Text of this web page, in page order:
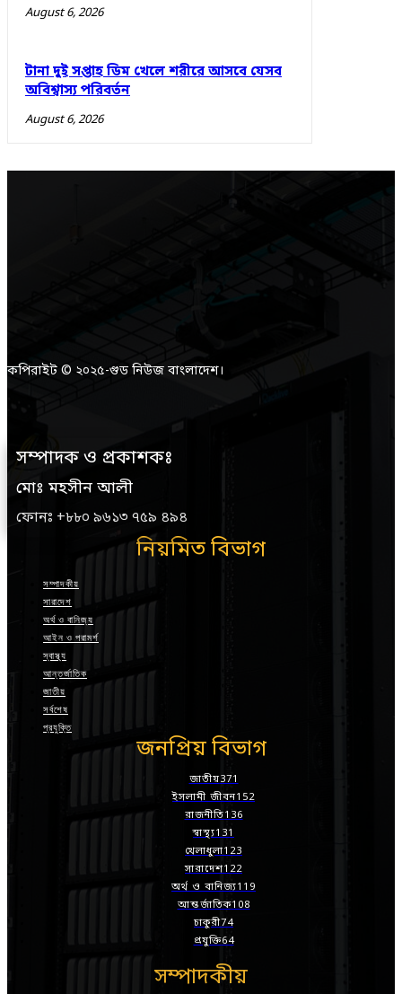
August 6, 2026
টানা দুই সপ্তাহ ডিম খেলে শরীরে আসবে যেসব
অবিশ্বাস্য পরিবর্তন
August 6, 2026
কপিরাইট © ২০২৫-গুড নিউজ বাংলাদেশ।
সম্পাদক ও প্রকাশকঃ
মোঃ মহসীন আলী
ফোনঃ +৮৮০ ৯৬১৩ ৭৫৯ ৪৯৪
নিয়মিত বিভাগ
সম্পাদকীয়
সারাদেশ
অর্থ ও বানিজ্য
আইন ও পরামর্শ
স্বাস্থ্য
আন্তর্জাতিক
জাতীয়
সর্বশেষ
প্রযুক্তি
জনপ্রিয় বিভাগ
জাতীয়371
ইসলামী জীবন152
রাজনীতি136
স্বাস্থ্য131
খেলাধুলা123
সারাদেশ122
অর্থ ও বানিজ্য119
আন্তর্জাতিক108
চাকুরী74
প্রযুক্তি64
সম্পাদকীয়